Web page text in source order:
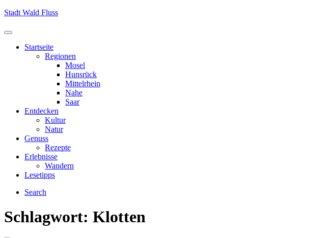
Skip
content
Stadt Wald Fluss
Menu
Startseite
Regionen
Mosel
Hunsrück
Mittelrhein
Nahe
Saar
Entdecken
Kultur
Natur
Genuss
Rezepte
Erlebnisse
Wandern
Lesetipps
Search
Schlagwort: Klotten